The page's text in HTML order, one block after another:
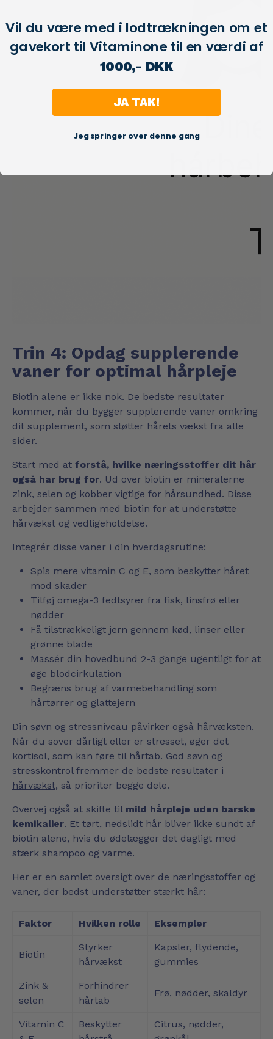
Trin 4: Opdag supplerende
vaner for optimal hårpleje
Biotin alene er ikke nok. De bedste resultater
kommer, når du bygger supplerende vaner omkring
dit supplement, som støtter hårets vækst fra alle
sider.
Start med at forstå, hvilke næringsstoffer dit hår
også har brug for. Ud over biotin er mineralerne
zink, selen og kobber vigtige for hårsundhed. Disse
arbejder sammen med biotin for at understøtte
hårvækst og vedligeholdelse.
Integrér disse vaner i din hverdagsrutine:
Spis mere vitamin C og E, som beskytter håret
mod skader
Tilføj omega-3 fedtsyrer fra fisk, linsfrø eller
nødder
Få tilstrækkeligt jern gennem kød, linser eller
grønne blade
Massér din hovedbund 2-3 gange ugentligt for at
øge blodcirkulation
Begræns brug af varmebehandling som
hårtørrer og glattejern
Din søvn og stressniveau påvirker også hårvæksten.
Når du sover dårligt eller er stresset, øger det
kortisol, som kan føre til hårtab. God søvn og
stresskontrol fremmer de bedste resultater i
hårvækst, så prioriter begge dele.
Overvej også at skifte til mild hårpleje uden barske
kemikalier. Et tørt, nedslidt hår bliver ikke sundt af
biotin alene, hvis du ødelægger det dagligt med
stærk shampoo og varme.
Her er en samlet oversigt over de næringsstoffer og
vaner, der bedst understøtter stærkt hår:
Faktor Hvilken rolle Eksempler
Biotin
Styrker
hårvækst
Kapsler, flydende,
gummies
Zink &
selen
Forhindrer
hårtab
Frø, nødder, skaldyr
Vitamin C
Beskytter
Citrus, nødder,
Vil du være med i lodtrækningen om et
gavekort til Vitaminone til en værdi af
1000,- DKK
JA TAK!
Jeg springer over denne gang